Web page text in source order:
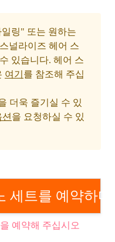
링" 또는 원하는
널라이즈 헤어 스
있습니다. 헤어 스
여기 를 참조해 주십
더욱 즐기실 수 있
을 요청하실 수 있
세트를 예약하다
예약해 주십시오